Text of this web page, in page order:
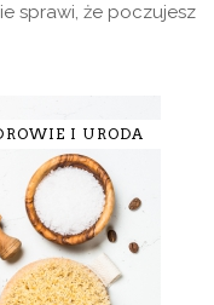
sprawi, że poczujesz
I URODA